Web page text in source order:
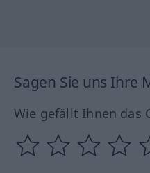
Sagen Sie uns Ihre
Wie gefällt Ihnen das